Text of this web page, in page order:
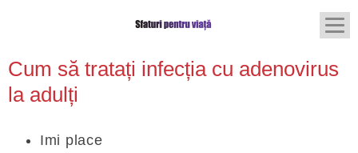
Cum să tratați infecția cu adenovirus
la adulți
Imi place